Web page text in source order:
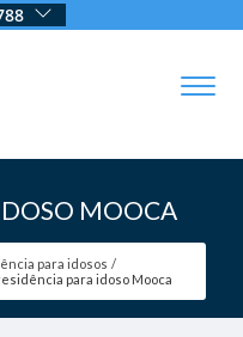
MOOCA
para idosos
para idoso Mooca